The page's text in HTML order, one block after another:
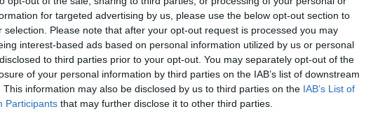
for targeted advertising by us, please use the below opt-out section to
selection. Please note that after your opt-out request is processed you may
interest-based ads based on personal information utilized by us or personal
to third parties prior to your opt-out. You may separately opt-out of the
of your personal information by third parties on the IAB’s list of downstream
This information may also be disclosed by us to third parties on the IAB’s List of
Participants that may further disclose it to other third parties.